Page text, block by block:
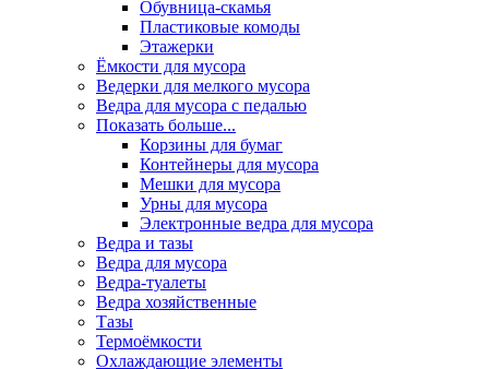
Обувница-скамья
Пластиковые комоды
Этажерки
Ёмкости для мусора
Ведерки для мелкого мусора
Ведра для мусора с педалью
Показать больше...
Корзины для бумаг
Контейнеры для мусора
Мешки для мусора
Урны для мусора
Электронные ведра для мусора
Ведра и тазы
Ведра для мусора
Ведра-туалеты
Ведра хозяйственные
Тазы
Термоёмкости
Охлаждающие элементы